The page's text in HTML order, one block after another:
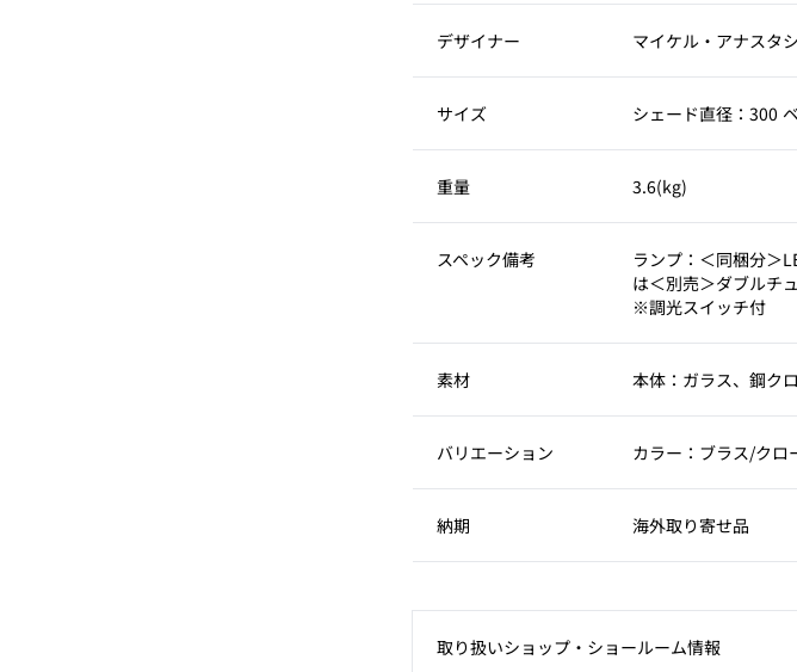
デザイナー マイケル・アナスタ
サイズ シェード直径：300
重量 3.6(kg)
スペック備考
ランプ：＜同梱分＞
は＜別売＞ダブルチ
※調光スイッチ付
素材 本体：ガラス、鋼ク
バリエーション カラー：ブラス/クロ
納期 海外取り寄せ品
取り扱いショップ‧ショールーム情報